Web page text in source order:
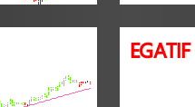
EGATIF